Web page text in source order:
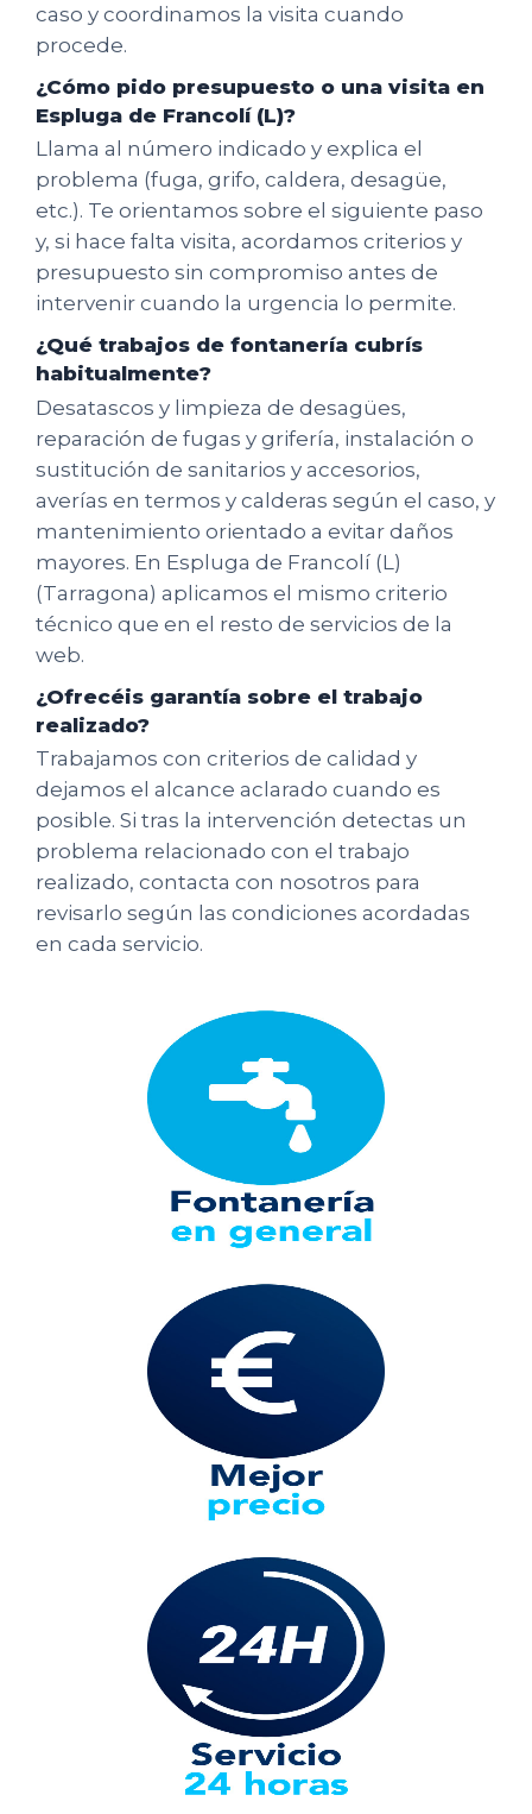
caso y coordinamos la visita cuando
procede.
¿Cómo pido presupuesto o una visita en
Espluga de Francolí (L)?
Llama al número indicado y explica el
problema (fuga, grifo, caldera, desagüe,
etc.). Te orientamos sobre el siguiente paso
y, si hace falta visita, acordamos criterios y
presupuesto sin compromiso antes de
intervenir cuando la urgencia lo permite.
¿Qué trabajos de fontanería cubrís
habitualmente?
Desatascos y limpieza de desagües,
reparación de fugas y grifería, instalación o
sustitución de sanitarios y accesorios,
averías en termos y calderas según el caso, y
mantenimiento orientado a evitar daños
mayores. En Espluga de Francolí (L)
(Tarragona) aplicamos el mismo criterio
técnico que en el resto de servicios de la
web.
¿Ofrecéis garantía sobre el trabajo
realizado?
Trabajamos con criterios de calidad y
dejamos el alcance aclarado cuando es
posible. Si tras la intervención detectas un
problema relacionado con el trabajo
realizado, contacta con nosotros para
revisarlo según las condiciones acordadas
en cada servicio.